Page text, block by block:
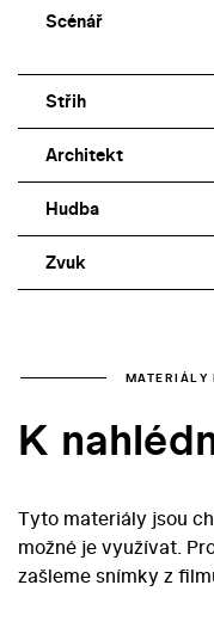
Scénář
Střih
Architekt
Hudba
Zvuk
MATERIÁLY
K
Tyto materiály jsou
možné je využívat.
zašleme snímky z